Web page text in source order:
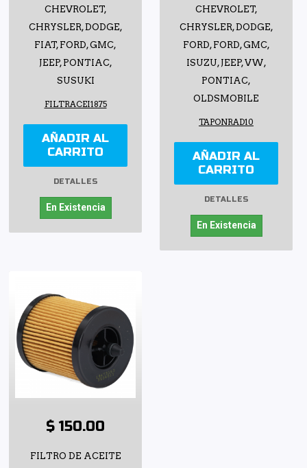
CHEVROLET,
CHRYSLER, DODGE,
FIAT, FORD, GMC,
JEEP, PONTIAC,
SUSUKI
FILTRACEI1875
AÑADIR AL
CARRITO
DETALLES
En Existencia
CHEVROLET,
CHRYSLER, DODGE,
FORD, FORD, GMC,
ISUZU, JEEP, VW,
PONTIAC,
OLDSMOBILE
TAPONRAD10
AÑADIR AL
CARRITO
DETALLES
En Existencia
$ 150.00
FILTRO DE ACEITE